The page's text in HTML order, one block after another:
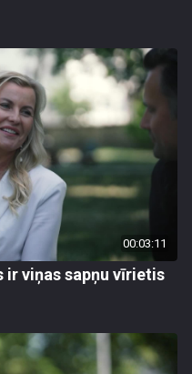
00:03:11
ir viņas sapņu vīrietis